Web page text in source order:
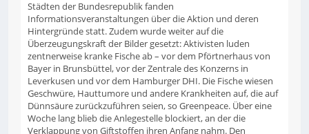
Städten der Bundesrepublik fanden
Informationsveranstaltungen über die Aktion und deren
Hintergründe statt. Zudem wurde weiter auf die
Überzeugungskraft der Bilder gesetzt: Aktivisten luden
zentnerweise kranke Fische ab – vor dem Pförtnerhaus von
Bayer in Brunsbüttel, vor der Zentrale des Konzerns in
Leverkusen und vor dem Hamburger DHI. Die Fische wiesen
Geschwüre, Hauttumore und andere Krankheiten auf, die auf
Dünnsäure zurückzuführen seien, so Greenpeace. Über eine
Woche lang blieb die Anlegestelle blockiert, an der die
Verklappung von Giftstoffen ihren Anfang nahm. Den